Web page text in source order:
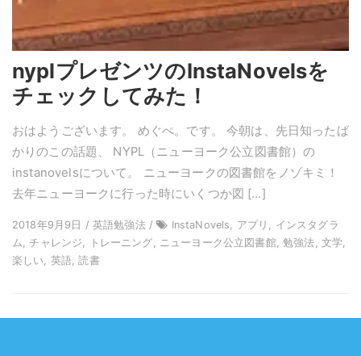
nyplプレゼンツのInstaNovelsを
チェックしてみた！
おはようございます。 めぐぺ。です。 今朝は、先日知ったば
かりのこの話題、 NYPL（ニューヨーク公立図書館）の
instanovelsについて。 ニューヨークの図書館をノゾキミ！
去年ニューヨークに行った時にいくつか図 […]
2018年9月9日 / 英語勉強法 /
InstaNovels, アプリ, インスタグラ
ム, チャレンジ, トレーニング, ニューヨーク公立図書館, 勉強法, 文学,
楽しい, 英語, 読書